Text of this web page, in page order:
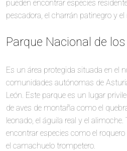
pueden encontrar especies
pescadora, el charrán patinegro y
Parque Nacional de
Es un área protegida situada en el
comunidades autónomas de
León. Este parque es un lugar
de aves de montaña como el
leonado, el águila real y el
encontrar especies como el
el camachuelo trompetero.